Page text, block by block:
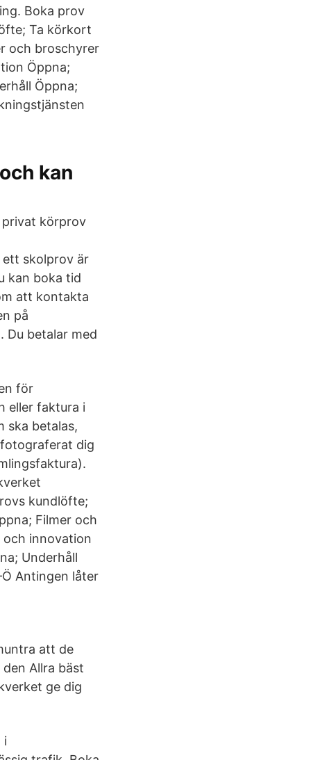
Boka prov
Ta körkort
och broschyrer
Öppna;
Öppna;
kan
privat körprov
skolprov är
kan boka tid
att kontakta
på
betalar med
för
eller faktura i
ska betalas,
dig
kundlöfte;
Filmer och
och innovation
Underhåll
Antingen låter
att de
Allra bäst
ge dig
i